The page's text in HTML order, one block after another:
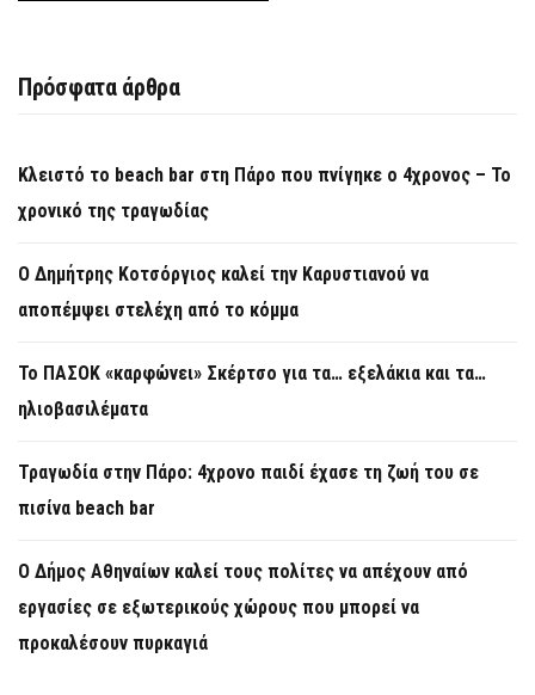
Πρόσφατα άρθρα
Κλειστό το beach bar στη Πάρο που πνίγηκε ο 4χρονος – Το
χρονικό της τραγωδίας
O Δημήτρης Κοτσόργιος καλεί την Καρυστιανού να
αποπέμψει στελέχη από το κόμμα
Το ΠΑΣΟΚ «καρφώνει» Σκέρτσο για τα… εξελάκια και τα…
ηλιοβασιλέματα
Τραγωδία στην Πάρο: 4χρονο παιδί έχασε τη ζωή του σε
πισίνα beach bar
Ο Δήμος Αθηναίων καλεί τους πολίτες να απέχουν από
εργασίες σε εξωτερικούς χώρους που μπορεί να
προκαλέσουν πυρκαγιά